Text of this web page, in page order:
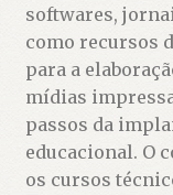
softwares,
como recursos
para a
mídias
passos da
educacional. O
os cursos